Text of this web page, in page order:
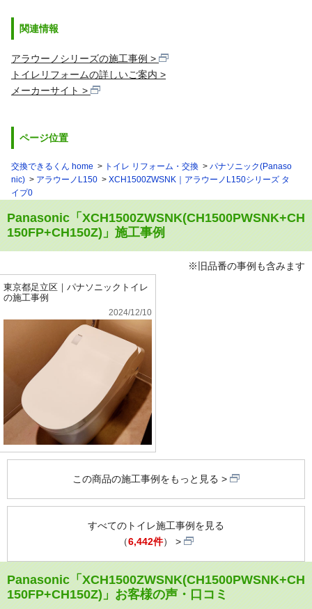
関連情報
アラウーノシリーズの施工事例
トイレリフォームの詳しいご案内
メーカーサイト
ページ位置
交換できるくん home トイレ リフォーム・交換
パナソニック(Panaso
nic)
アラウーノL150
XCH1500ZWSNK｜アラウーノL150シリーズ タ
イプ0
Panasonic「XCH1500ZWSNK(CH1500PWSNK+CH
150FP+CH150Z)」施工事例
※旧品番の事例も含みます
東京都足立区｜パナソニックトイレ
の施工事例
2024/12/10
この商品の施工事例をもっと見る
すべてのトイレ施工事例を見る
（6,442件）
Panasonic「XCH1500ZWSNK(CH1500PWSNK+CH
150FP+CH150Z)」お客様の声・口コミ